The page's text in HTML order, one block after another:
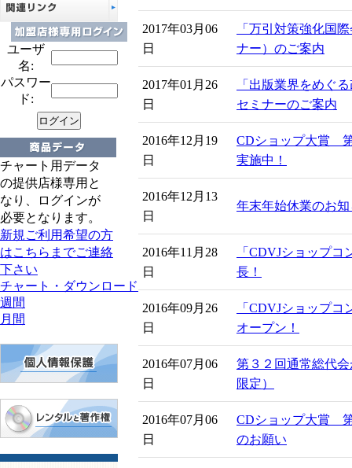
ユーザ
名:
パスワー
ド:
チャート用データ
の提供店様専用と
なり、ログインが
必要となります。
新規ご利用希望の方
はこちらまでご連絡
下さい
チャート・ダウンロード
週間
月間
2017年03月06
日
「万引対策強化国
ナー）のご案内
2017年01月26
日
「出版業界をめぐ
セミナーのご案内
2016年12月19
日
CDショップ大賞
実施中！
2016年12月13
日
年末年始休業のお
2016年11月28
日
「CDVJショップコ
長！
2016年09月26
日
「CDVJショップコ
オープン！
2016年07月06
日
第３２回通常総代
限定）
2016年07月06
日
CDショップ大賞
のお願い